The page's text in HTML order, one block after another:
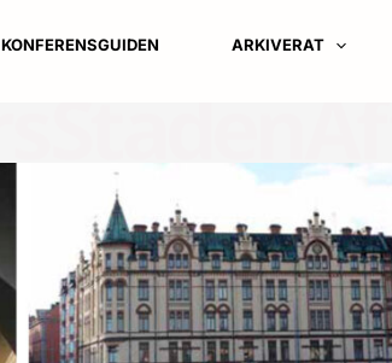
KONFERENSGUIDEN ARKIVERAT